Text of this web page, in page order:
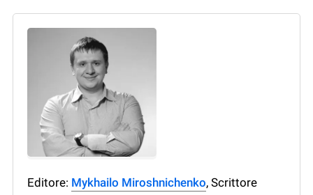
Editore: Mykhailo Miroshnichenko, Scrittore